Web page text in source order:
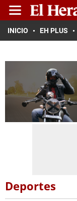
INICIO EH PLUS
Deportes